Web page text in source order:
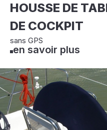
HOUSSE DE
DE COCKPIT
sans GPS
en savoir plus